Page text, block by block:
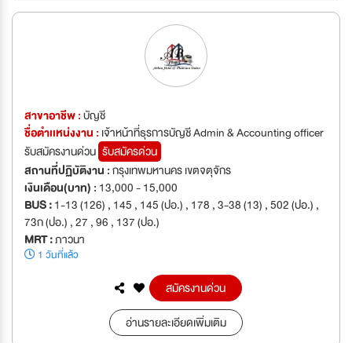
สาขาอาชีพ :บัญชี
ชื่อตำเเหน่งงาน : เจ้าหน้าที่ธุรการบัญชี Admin & Accounting officer
รับสมัครงานด่วน รับสมัครด่วน
สถานที่ปฏิบัติงาน :กรุงเทพมหานคร เขตจตุจักร
เงินเดือน(บาท) : 13,000 - 15,000
BUS :1-13 (126) , 145 , 145 (ปอ.) , 178 , 3-38 (13) , 502 (ปอ.) ,
73ก (ปอ.) , 27 , 96 , 137 (ปอ.)
MRT :ภาวนา
1 วันที่แล้ว
สมัครงานด่วน
อ่านรายละเอียดเพิ่มเติม